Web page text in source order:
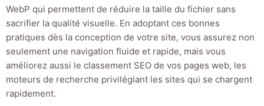
WebP qui permettent de réduire la taille du fichier sans
sacrifier la qualité visuelle. En adoptant ces bonnes
pratiques dès la conception de votre site, vous assurez non
seulement une navigation fluide et rapide, mais vous
améliorez aussi le classement SEO de vos pages web, les
moteurs de recherche privilégiant les sites qui se chargent
rapidement.